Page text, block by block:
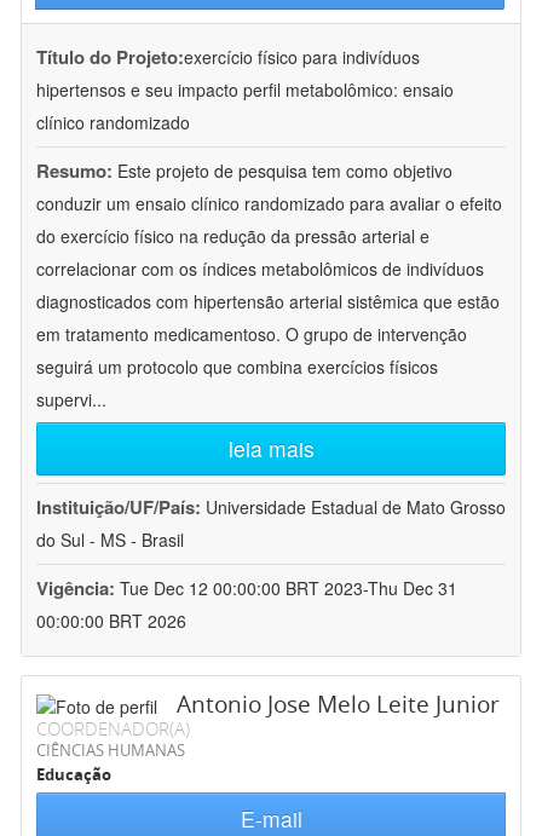
Título do Projeto:exercício físico para indivíduos
hipertensos e seu impacto perfil metabolômico: ensaio
clínico randomizado
Resumo: Este projeto de pesquisa tem como objetivo
conduzir um ensaio clínico randomizado para avaliar o efeito
do exercício físico na redução da pressão arterial e
correlacionar com os índices metabolômicos de indivíduos
diagnosticados com hipertensão arterial sistêmica que estão
em tratamento medicamentoso. O grupo de intervenção
seguirá um protocolo que combina exercícios físicos
supervi...
leia mais
Instituição/UF/País: Universidade Estadual de Mato Grosso
do Sul - MS - Brasil
Vigência: Tue Dec 12 00:00:00 BRT 2023-Thu Dec 31
00:00:00 BRT 2026
Antonio Jose Melo Leite Junior
COORDENADOR(A)
CIÊNCIAS HUMANAS
Educação
E-mail